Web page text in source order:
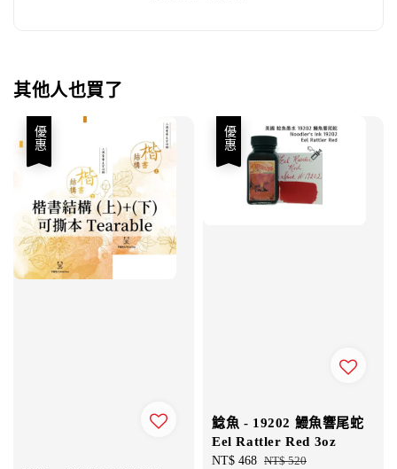
其他人也買了
優惠 優惠
鯰魚 - 19202 鰻魚響尾蛇
Eel Rattler Red 3oz
Sale
NT$ 468 Regular
NT$ 520